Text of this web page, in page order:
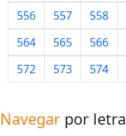
556
557 558
564
565 566
572
573 574
Navegar por letra